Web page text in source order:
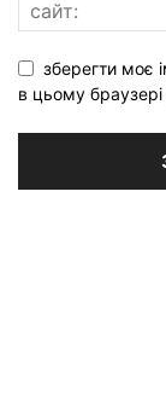
зберегти моє
в цьому